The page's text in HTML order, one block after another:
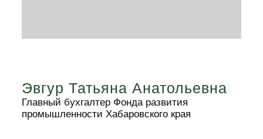
Эвгур Татьяна Анатольевна
Главный бухгалтер Фонда развития
промышленности Хабаровского края